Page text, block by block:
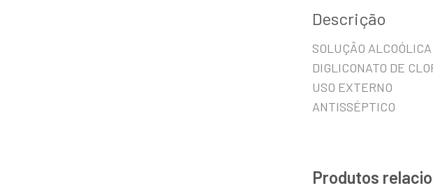
Descrição
SOLUÇÃO
DIGLICONATO DE
USO EXTERNO
ANTISSÉPTICO
Produtos